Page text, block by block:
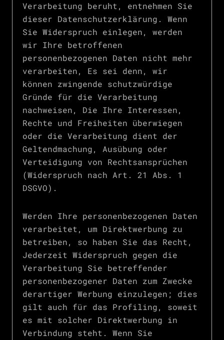
Verarbeitung beruht, entnehmen Sie
dieser Datenschutzerklärung. Wenn
Sie Widerspruch einlegen, werden
wir Ihre betroffenen
personenbezogenen Daten nicht mehr
verarbeiten, Es sei denn, wir
können zwingende schutzwürdige
Gründe für die Verarbeitung
nachweisen, Die Ihre Interessen,
Rechte und Freiheiten überwiegen
oder die Verarbeitung dient der
Geltendmachung, Ausübung oder
Verteidigung von Rechtsansprüchen
(Widerspruch nach Art. 21 Abs. 1
DSGVO).
Werden Ihre personenbezogenen Daten
verarbeitet, um Direktwerbung zu
betreiben, so haben Sie das Recht,
Jederzeit Widerspruch gegen die
Verarbeitung Sie betreffender
personenbezogener Daten zum Zwecke
derartiger Werbung einzulegen; dies
gilt auch für das Profiling, soweit
es mit solcher Direktwerbung in
Verbindung steht. Wenn Sie